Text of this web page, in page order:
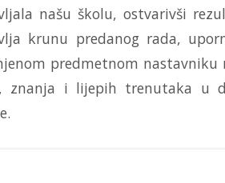
našu školu, ostvarivši
krunu predanog rada,
predmetnom
znanja i lijepih trenutaka u